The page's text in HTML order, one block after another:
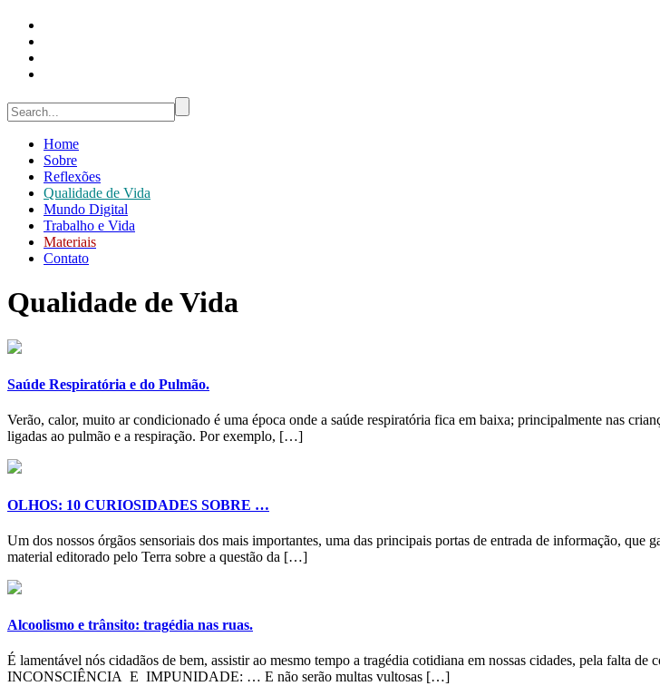
Home
Sobre
Reflexões
Qualidade de Vida
Mundo Digital
Trabalho e Vida
Materiais
Contato
Qualidade de Vida
Saúde Respiratória e do Pulmão.
Verão, calor, muito ar condicionado é uma época onde a saúde respiratória fica em baixa; principalmente nas
ligadas ao pulmão e a respiração. Por exemplo, […]
OLHOS: 10 CURIOSIDADES SOBRE …
Um dos nossos órgãos sensoriais dos mais importantes, uma das principais portas de entrada de informação,
material editorado pelo Terra sobre a questão da […]
Alcoolismo e trânsito: tragédia nas ruas.
É lamentável nós cidadãos de bem, assistir ao mesmo tempo a tragédia cotidiana em nossas cidades, pela falta
INCONSCIÊNCIA E IMPUNIDADE: … E não serão multas vultosas […]